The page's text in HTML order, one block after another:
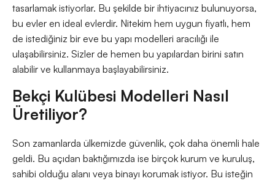
tasarlamak istiyorlar. Bu şekilde bir ihtiyacınız bulunuyorsa,
bu evler en ideal evlerdir. Nitekim hem uygun fiyatlı, hem
de istediğiniz bir eve bu yapı modelleri aracılığı ile
ulaşabilirsiniz. Sizler de hemen bu yapılardan birini satın
alabilir ve kullanmaya başlayabilirsiniz.
Bekçi Kulübesi Modelleri Nasıl
Üretiliyor?
Son zamanlarda ülkemizde güvenlik, çok daha önemli hale
geldi. Bu açıdan baktığımızda ise birçok kurum ve kuruluş,
sahibi olduğu alanı veya binayı korumak istiyor. Bu isteğin